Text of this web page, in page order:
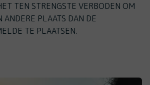
TEN STRENGSTE VERBODEN OM
ANDERE PLAATS DAN DE
TE PLAATSEN.